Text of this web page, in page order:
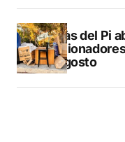
L’Alfàs del Pi
en agosto